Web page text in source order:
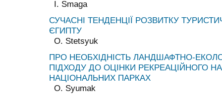
I. Smaga
СУЧАСНІ ТЕНДЕНЦІЇ РОЗВИТКУ
ЄГИПТУ
O. Stetsyuk
ПРО НЕОБХІДНІСТЬ ЛАНДШАФТНО-
ПІДХОДУ ДО ОЦІНКИ РЕКРЕАЦІЙНОГО
НАЦІОНАЛЬНИХ ПАРКАХ
O. Syumak